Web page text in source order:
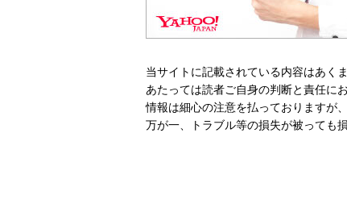
当サイトに記載されている内容はあく
あたっては読者ご自身の判断と責任に
情報は細心の注意を払っておりますが
万が一、トラブル等の損失が被っても